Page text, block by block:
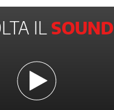
IL SOUND